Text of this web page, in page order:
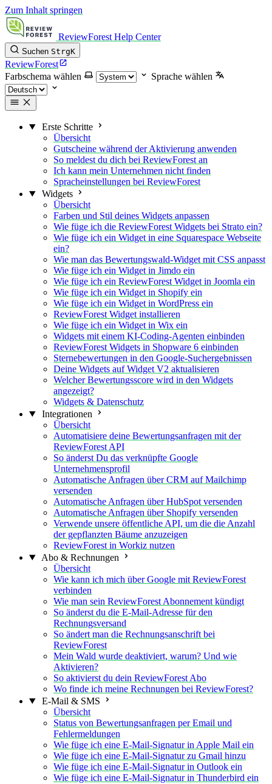
Zum Inhalt springen
ReviewForest Help Center
Suchen StrgK
ReviewForest
Farbschema wählen
Sprache wählen
Erste Schritte
Übersicht
Gutscheine während der Aktivierung anwenden
So meldest du dich bei ReviewForest an
Ich kann mein Unternehmen nicht finden
Spracheinstellungen bei ReviewForest
Widgets
Übersicht
Farben und Stil deines Widgets anpassen
Wie füge ich die ReviewForest Widgets bei Strato ein?
Wie füge ich ein Widget in eine Squarespace Webseite
ein?
Wie man das Bewertungswald-Widget mit CSS anpasst
Wie füge ich ein Widget in Jimdo ein
Wie füge ich ein ReviewForest Widget in Joomla ein
Wie füge ich ein Widget in Shopify ein
Wie füge ich ein Widget in WordPress ein
ReviewForest Widget installieren
Wie füge ich ein Widget in Wix ein
Widgets mit einem KI-Coding-Agenten einbinden
ReviewForest Widgets in Shopware 6 einbinden
Sternebewertungen in den Google-Suchergebnissen
Deine Widgets auf Widget V2 aktualisieren
Welcher Bewertungsscore wird in den Widgets
angezeigt?
Widgets & Datenschutz
Integrationen
Übersicht
Automatisiere deine Bewertungsanfragen mit der
ReviewForest API
So änderst Du das verknüpfte Google
Unternehmensprofil
Automatische Anfragen über CRM auf Mailchimp
versenden
Automatische Anfragen über HubSpot versenden
Automatische Anfragen über Shopify versenden
Verwende unsere öffentliche API, um die die Anzahl
der gepflanzten Bäume anzuzeigen
ReviewForest in Workiz nutzen
Abo & Rechnungen
Übersicht
Wie kann ich mich über Google mit ReviewForest
verbinden
Wie man sein ReviewForest Abonnement kündigt
So änderst du die E-Mail-Adresse für den
Rechnungsversand
So ändert man die Rechnungsanschrift bei
ReviewForest
Mein Wald wurde deaktiviert, warum? Und wie
Aktivieren?
So aktivierst du dein ReviewForest Abo
Wo finde ich meine Rechnungen bei ReviewForest?
E-Mail & SMS
Übersicht
Status von Bewertungsanfragen per Email und
Fehlermeldungen
Wie füge ich eine E-Mail-Signatur in Apple Mail ein
Wie füge ich eine E-Mail-Signatur zu Gmail hinzu
Wie füge ich eine E-Mail-Signatur in Outlook ein
Wie füge ich eine E-Mail-Signatur in Thunderbird ein